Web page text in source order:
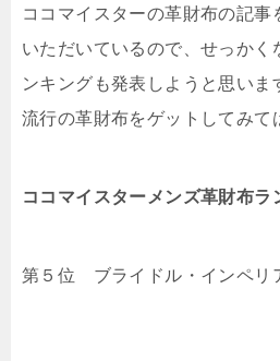
ココマイスターの革財布の記事
いただいているので、せっかく
ンキングも発表しようと思いま
流行の革財布をゲットしてみて
ココマイスターメンズ革財布ラ
第５位 ブライドル・インペリ